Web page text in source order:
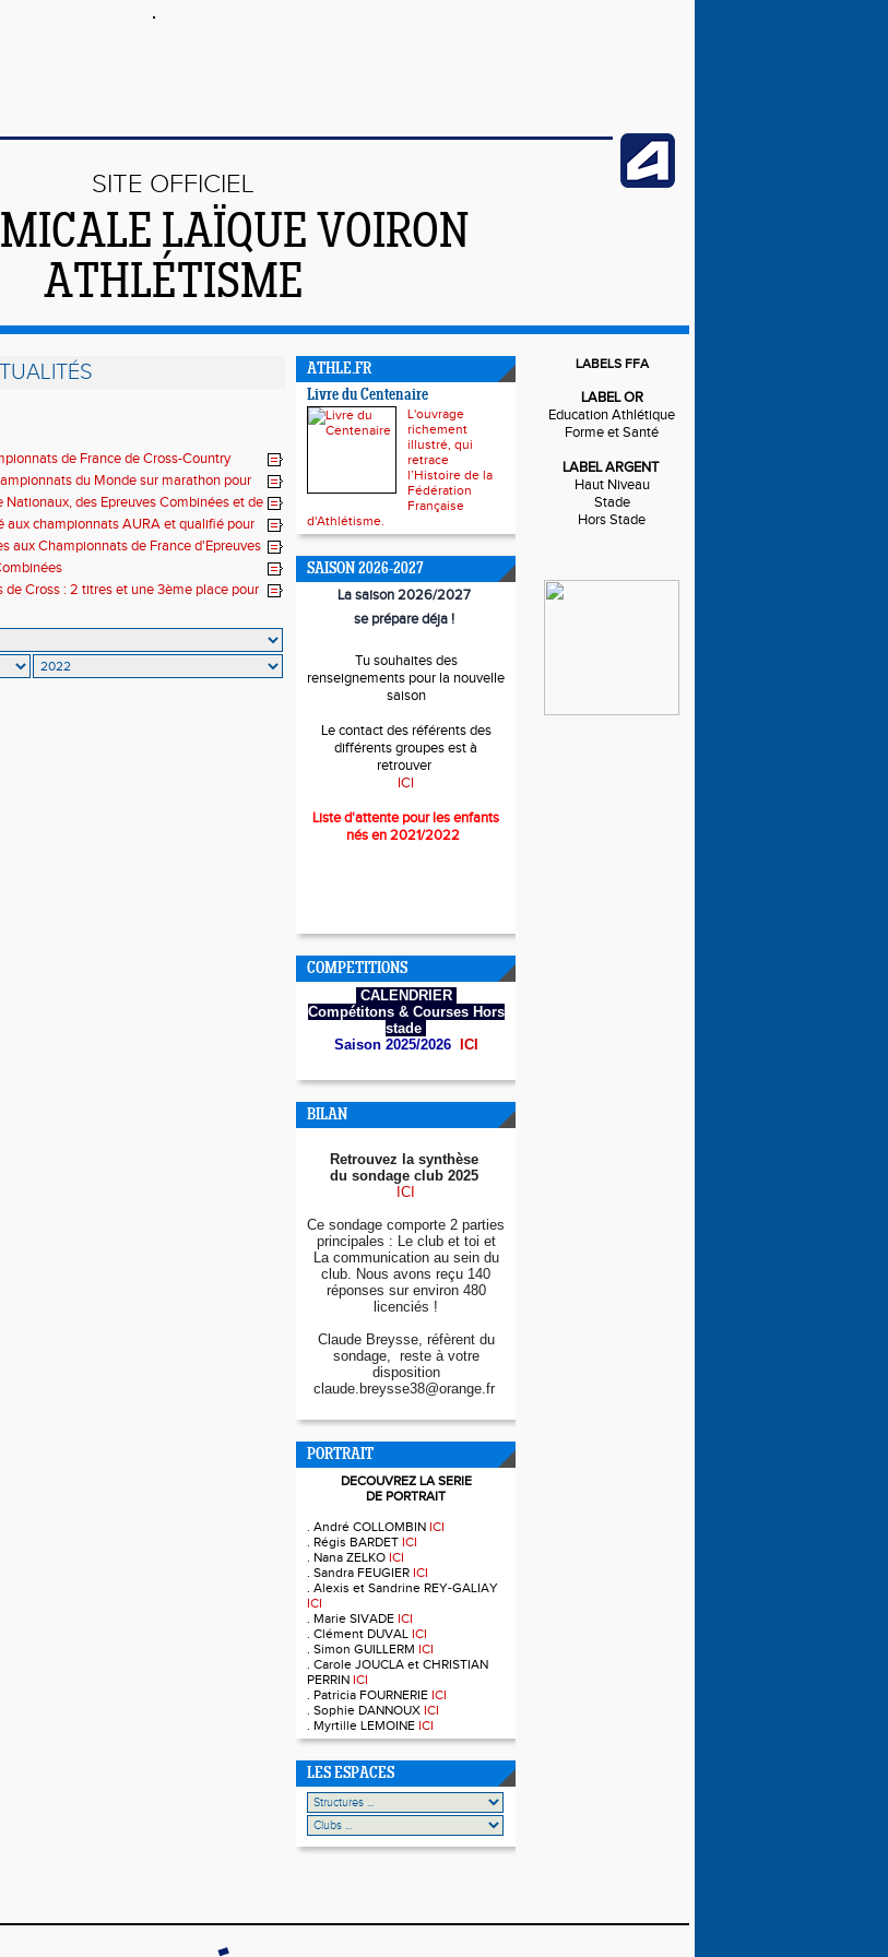
SITE OFFICIEL
LAÏQUE VOIRON
ATHLÉTISME
de France de Cross-Country
du Monde sur marathon pour
des Epreuves Combinées et de
aux championnats AURA et qualifié pour
Nationaux
aux Championnats de France d'Epreuves
Cross : 2 titres et une 3ème place pour
ATHLE.FR
Livre du Centenaire
L'ouvrage
richement
illustré, qui
retrace
l’Histoire de la
Fédération
Française
d'Athlétisme.
SAISON 2026-2027
La saison 2026/2027
se prépare déja !
Tu souhaites des
renseignements pour la nouvelle
saison
Le contact des référents des
différents groupes est à
retrouver
ICI
Liste d'attente pour les enfants
nés en 2021/2022
COMPETITIONS
CALENDRIER
Compétitons & Courses Hors
stade
Saison 2025/2026
ICI
BILAN
Retrouvez la synthèse
du sondage club 2025
ICI
Ce sondage comporte 2 parties
principales : Le club et toi et
La communication au sein du
club. Nous avons reçu 140
réponses sur environ 480
licenciés !
Claude Breysse, réfèrent du
sondage, reste à votre
disposition
claude.breysse38@orange.fr
PORTRAIT
DECOUVREZ LA SERIE
DE PORTRAIT
. André COLLOMBIN ICI
. Régis BARDET ICI
. Nana ZELKO ICI
. Sandra FEUGIER ICI
. Alexis et Sandrine REY-GALIAY
ICI
. Marie SIVADE ICI
. Clément DUVAL ICI
. Simon GUILLERM ICI
. Carole JOUCLA et CHRISTIAN
PERRIN ICI
. Patricia FOURNERIE ICI
. Sophie DANNOUX ICI
. Myrtille LEMOINE ICI
LES ESPACES
LABELS FFA
LABEL OR
Education Athlétique
Forme et Santé
LABEL ARGENT
Haut Niveau
Stade
Hors Stade